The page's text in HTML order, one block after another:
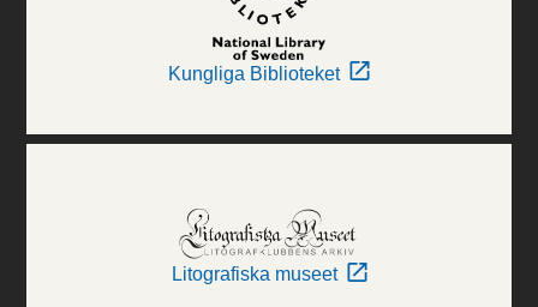
Kungliga Biblioteket
Litografiska museet